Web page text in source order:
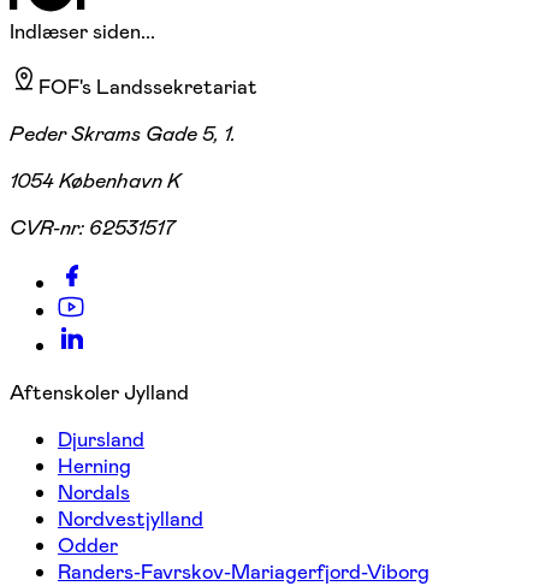
Indlæser siden...
FOF's Landssekretariat
Peder Skrams Gade 5, 1.
1054 København K
CVR-nr: 62531517
Aftenskoler Jylland
Djursland
Herning
Nordals
Nordvestjylland
Odder
Randers-Favrskov-Mariagerfjord-Viborg